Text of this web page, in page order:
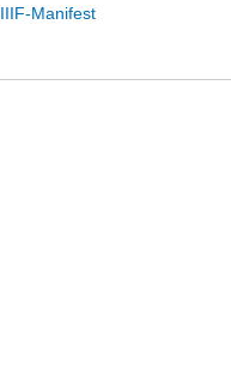
IIIF-Manifest